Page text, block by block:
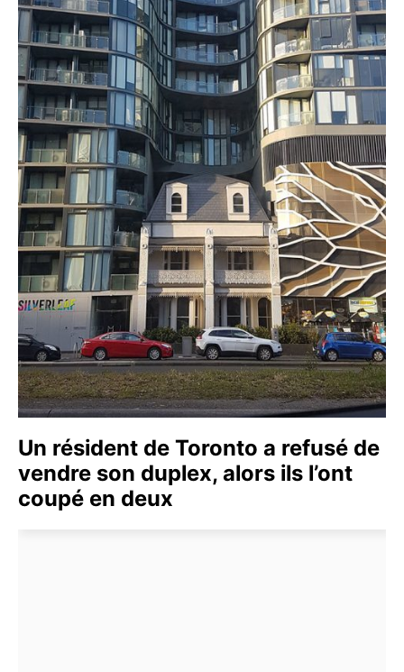
Un résident de Toronto a refusé de
vendre son duplex, alors ils l’ont
coupé en deux